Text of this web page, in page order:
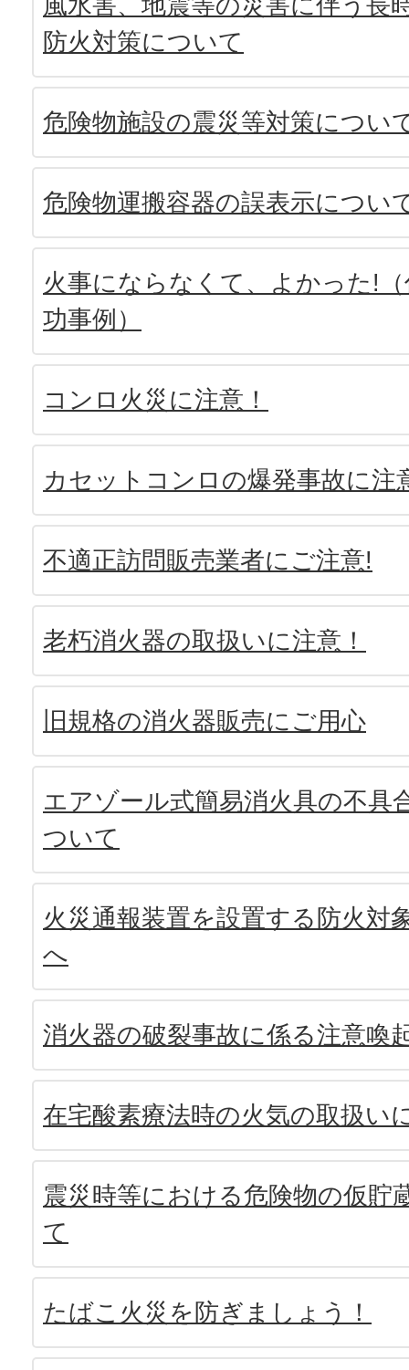
防火対策について
危険物施設の震災等対策につい
危険物運搬容器の誤表示につい
火事にならなくて、よかった!
功事例）
コンロ火災に注意！
カセットコンロの爆発事故に注
不適正訪問販売業者にご注意!
老朽消火器の取扱いに注意！
旧規格の消火器販売にご用心
エアゾール式簡易消火具の不具
ついて
火災通報装置を設置する防火対
へ
消火器の破裂事故に係る注意喚
在宅酸素療法時の火気の取扱い
震災時等における危険物の仮貯
て
たばこ火災を防ぎましょう！